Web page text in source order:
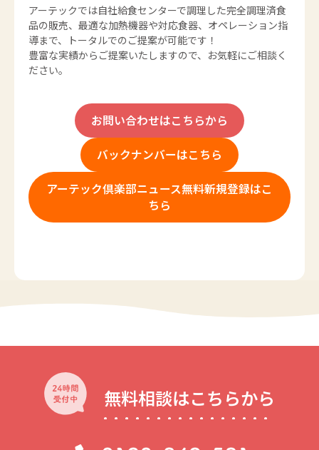
アーテックでは自社給食センターで調理した完全調理済食
品の販売、最適な加熱機器や対応食器、オペレーション指
導まで、トータルでのご提案が可能です！
豊富な実績からご提案いたしますので、お気軽にご相談く
ださい。
お問い合わせはこちらから
バックナンバーはこちら
アーテック倶楽部ニュース無料新規登録はこ
ちら
無料相談はこちらから